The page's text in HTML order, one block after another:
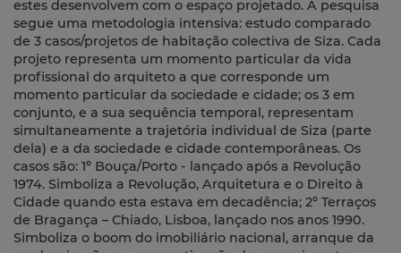
estes desenvolvem com o espaço projetado. A pesquisa
segue uma metodologia intensiva: estudo comparado
de 3 casos/projetos de habitação colectiva de Siza. Cada
projeto representa um momento particular da vida
profissional do arquiteto a que corresponde um
momento particular da sociedade e cidade; os 3 em
conjunto, e a sua sequência temporal, representam
simultaneamente a trajetória individual de Siza (parte
dela) e a da sociedade e cidade contemporâneas. Os
casos são: 1º Bouça/Porto - lançado após a Revolução
1974. Simboliza a Revolução, Arquitetura e o Direito à
Cidade quando esta estava em decadência; 2º Terraços
de Bragança – Chiado, Lisboa, lançado nos anos 1990.
Simboliza o boom do imobiliário nacional, arranque da